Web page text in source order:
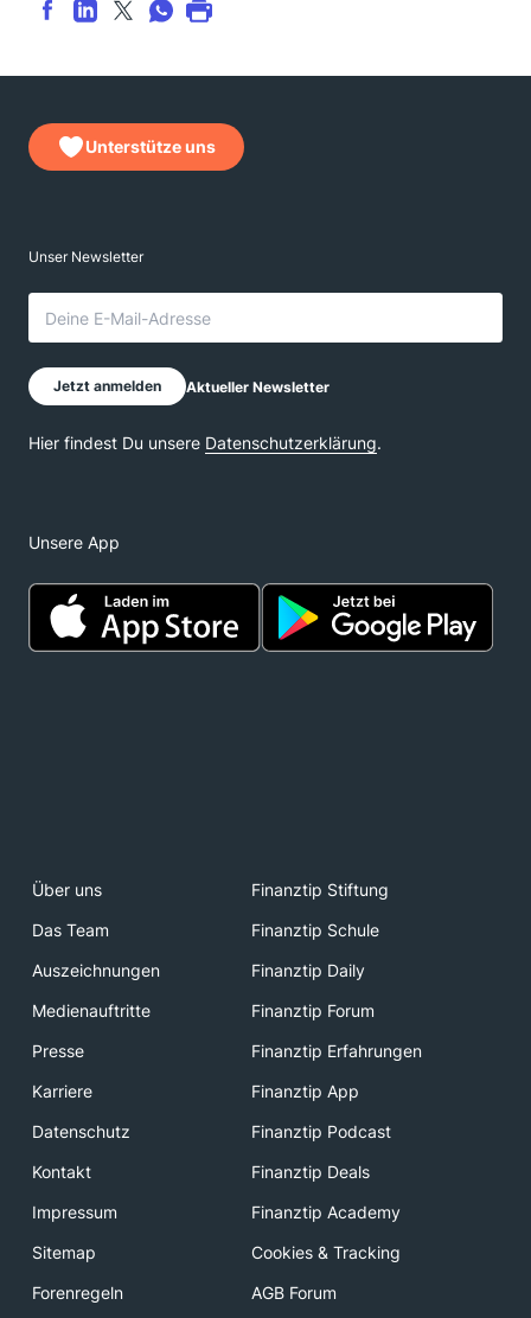
Unterstütze uns
Unsere App
Über uns
Finanztip Stiftung
Das Team
Finanztip Schule
Auszeichnungen
Finanztip Daily
Medienauftritte
Finanztip Forum
Presse
Finanztip Erfahrungen
Karriere
Finanztip App
Datenschutz
Finanztip Podcast
Kontakt
Finanztip Deals
Impressum
Finanztip Academy
Sitemap
Cookies & Tracking
Forenregeln
AGB Forum